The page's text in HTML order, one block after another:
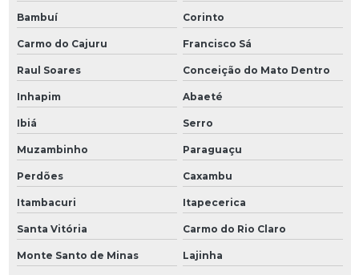
Bambuí Corinto
Carmo do Cajuru Francisco Sá
Raul Soares Conceição do Mato Dentro
Inhapim Abaeté
Ibiá Serro
Muzambinho Paraguaçu
Perdões Caxambu
Itambacuri Itapecerica
Santa Vitória Carmo do Rio Claro
Monte Santo de Minas Lajinha